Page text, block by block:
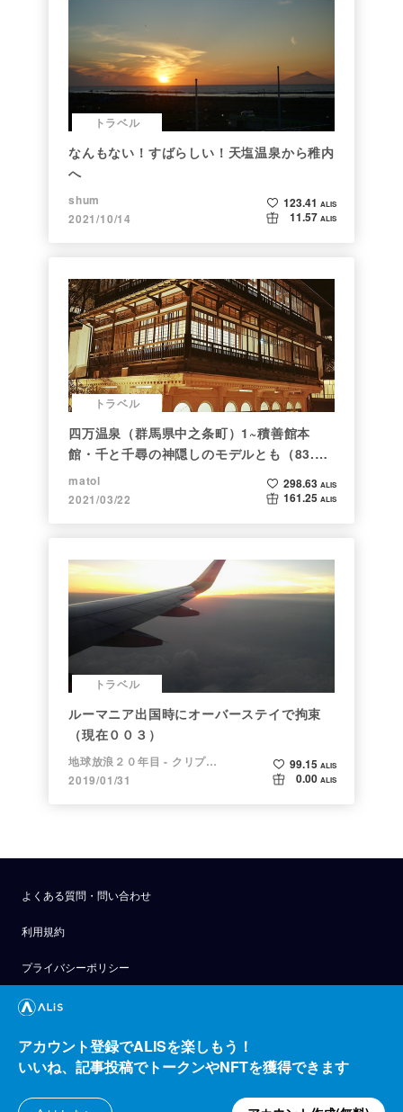
トラベル
なんもない！すばらしい！天塩温泉から稚内
へ
shum
2021/10/14
123.41 ALIS
11.57 ALIS
トラベル
四万温泉（群馬県中之条町）1~積善館本
館・千と千尋の神隠しのモデルとも（83.と
らべるショット）
matol
2021/03/22
298.63 ALIS
161.25 ALIS
トラベル
ルーマニア出国時にオーバーステイで拘束
（現在００３）
地球放浪２０年目 - クリプトラベラー
2019/01/31
99.15 ALIS
0.00 ALIS
よくある質問・問い合わせ
利用規約
プライバシーポリシー
公式アナウンス
技術ブログ
API
アカウント登録でALISを楽しもう！
いいね、記事投稿でトークンやNFTを獲得できます